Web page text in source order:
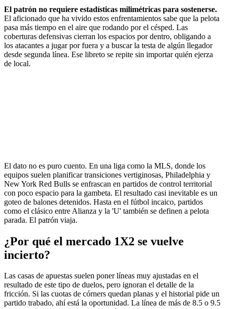
El patrón no requiere estadísticas milimétricas para sostenerse.
El aficionado que ha vivido estos enfrentamientos sabe que la pelota
pasa más tiempo en el aire que rodando por el césped. Las
coberturas defensivas cierran los espacios por dentro, obligando a
los atacantes a jugar por fuera y a buscar la testa de algún llegador
desde segunda línea. Ese libreto se repite sin importar quién ejerza
de local.
El dato no es puro cuento. En una liga como la MLS, donde los
equipos suelen planificar transiciones vertiginosas, Philadelphia y
New York Red Bulls se enfrascan en partidos de control territorial
con poco espacio para la gambeta. El resultado casi inevitable es un
goteo de balones detenidos. Hasta en el fútbol incaico, partidos
como el clásico entre Alianza y la 'U' también se definen a pelota
parada. El patrón viaja.
¿Por qué el mercado 1X2 se vuelve
incierto?
Las casas de apuestas suelen poner líneas muy ajustadas en el
resultado de este tipo de duelos, pero ignoran el detalle de la
fricción. Si las cuotas de córners quedan planas y el historial pide un
partido trabado, ahí está la oportunidad. La línea de más de 8.5 o 9.5